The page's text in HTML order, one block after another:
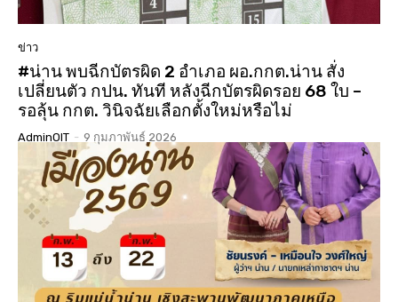
ข่าว
#น่าน พบฉีกบัตรผิด 2 อำเภอ ผอ.กกต.น่าน สั่ง
เปลี่ยนตัว กปน. ทันที หลังฉีกบัตรผิดรอย 68 ใบ –
รอลุ้น กกต. วินิจฉัยเลือกตั้งใหม่หรือไม่
AdminOIT - 9 กุมภาพันธ์ 2026